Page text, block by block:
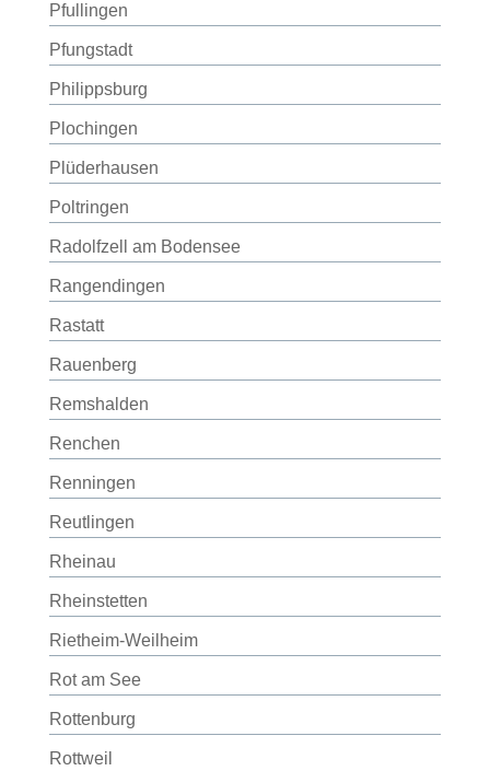
Pfullingen
Pfungstadt
Philippsburg
Plochingen
Plüderhausen
Poltringen
Radolfzell am Bodensee
Rangendingen
Rastatt
Rauenberg
Remshalden
Renchen
Renningen
Reutlingen
Rheinau
Rheinstetten
Rietheim-Weilheim
Rot am See
Rottenburg
Rottweil